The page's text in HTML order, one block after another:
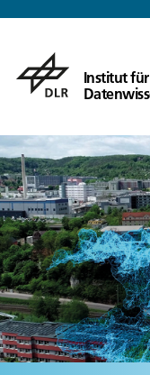
Institut für